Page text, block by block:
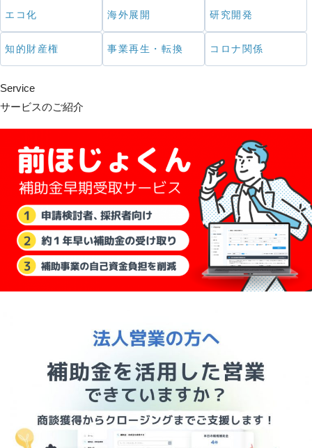
エコ化 海外展開 研究開発
知的財産権 事業再生・転換 コロナ関係
Service
サービスのご紹介